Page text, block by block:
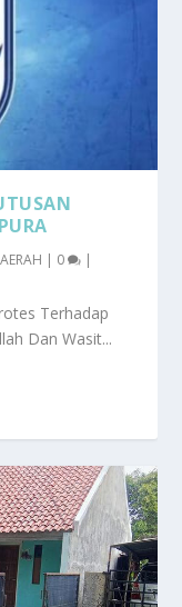
| 0 |
Terhadap
Dan Wasit...